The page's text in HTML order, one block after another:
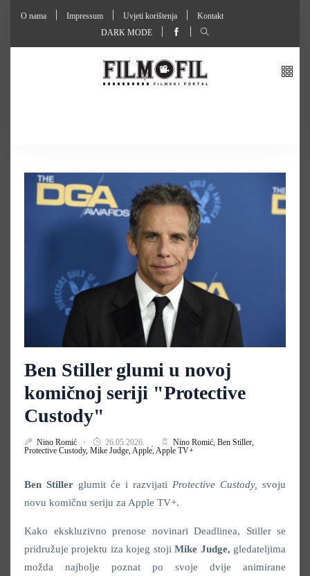
O nama Impressum Uvjeti korištenja
Kontakt
DARK MODE
Ben Stiller glumi u novoj
komičnoj seriji "Protective
Custody"
Nino Romić 26.05.2026. Nino Romić, Ben Stiller,
Protective Custody, Mike Judge,Apple,Apple TV+
Ben Stiller glumit će i razvijati Protective Custody, svoju
novu komičnu seriju za Apple TV+.
Kako ekskluzivno prenose novinari Deadlinea, Stiller se
pridružuje projektu iza kojeg stojiMike Judge, gledateljima
možda najbolje poznat po svoje dvije animirane